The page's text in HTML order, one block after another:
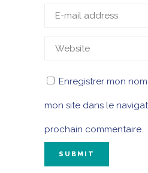
Enregistrer mon
mon site dans le
prochain commentaire.